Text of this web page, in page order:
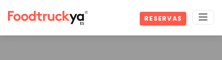
RESERVAS